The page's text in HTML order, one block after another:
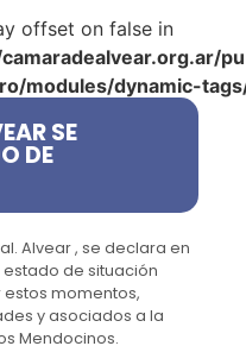
offset on false in
modules/dynamic-
SE
DE
Alvear , se declara en
de situación
momentos,
y asociados a la
Mendocinos.